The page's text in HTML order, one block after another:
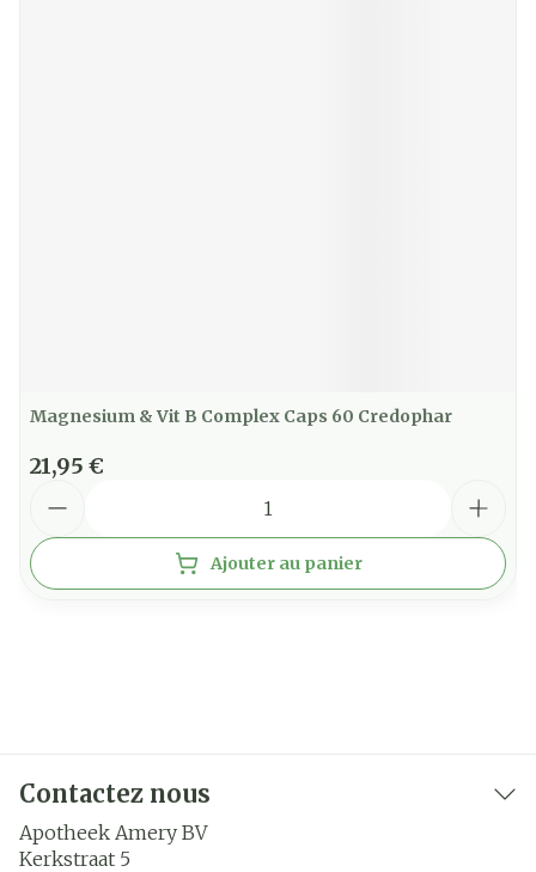
Magnesium & Vit B Complex Caps 60 Credophar
21,95 €
Ajouter au panier
Contactez nous
Apotheek Amery BV
Kerkstraat 5